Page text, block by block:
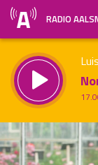
RADIO
17.00